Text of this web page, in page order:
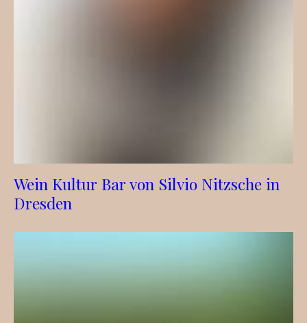
Wein Kultur Bar von Silvio Nitzsche in
Dresden